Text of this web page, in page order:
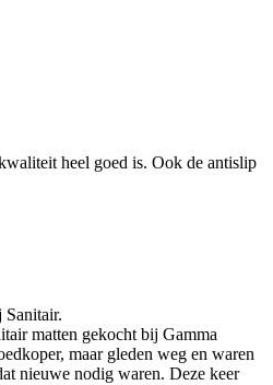
heel goed is. Ook de antislip
matten gekocht bij Gamma
maar gleden weg en waren
nieuwe nodig waren. Deze keer